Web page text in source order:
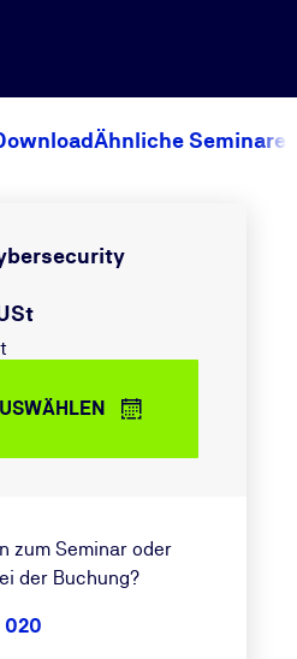
Ähnliche Seminare
zum Seminar oder
der Buchung?
020